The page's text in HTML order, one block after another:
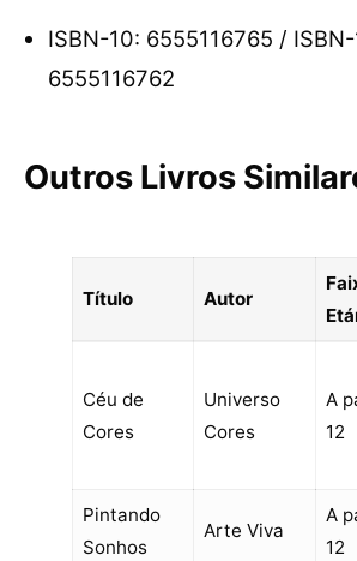
ISBN-10: 6555116765 /
6555116762
Outros Livros
Título Autor
Céu de
Cores
Universo
Cores
A
12
Pintando
Sonhos
Arte Viva
A
12